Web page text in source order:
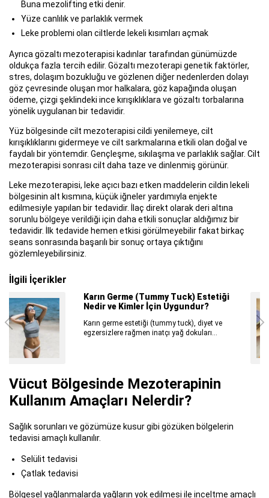
Buna mezolifting etki denir.
Yüze canlılık ve parlaklık vermek
Leke problemi olan ciltlerde lekeli kısımları açmak
Ayrıca gözaltı mezoterapisi kadınlar tarafından günümüzde
oldukça fazla tercih edilir. Gözaltı mezoterapi genetik faktörler,
stres, dolaşım bozukluğu ve gözlenen diğer nedenlerden dolayı
göz çevresinde oluşan mor halkalara, göz kapağında oluşan
ödeme, çizgi şeklindeki ince kırışıklıklara ve gözaltı torbalarına
yönelik uygulanan bir tedavidir.
Yüz bölgesinde cilt mezoterapisi cildi yenilemeye, cilt
kırışıklıklarını gidermeye ve cilt sarkmalarına etkili olan doğal ve
faydalı bir yöntemdir. Gençleşme, sıkılaşma ve parlaklık sağlar. Cilt
mezoterapisi sonrası cilt daha taze ve dinlenmiş görünür.
Leke mezoterapisi, leke açıcı bazı etken maddelerin cildin lekeli
bölgesinin alt kısmına, küçük iğneler yardımıyla enjekte
edilmesiyle yapılan bir tedavidir. İlaç direkt olarak deri altına
sorunlu bölgeye verildiği için daha etkili sonuçlar aldığımız bir
tedavidir. İlk tedavide hemen etkisi görülmeyebilir fakat birkaç
seans sonrasında başarılı bir sonuç ortaya çıktığını
gözlemleyebilirsiniz.
İlgili İçerikler
Estetik Operasyon Yaptırmaya Karar
Verirken Nelere Dikkat Etmelisiniz
Estetik cerrahinin amacı; kişiye özgüvenini
yeniden kazandırmak ve kendini daha iyi...
Vücut Bölgesinde Mezoterapinin
Kullanım Amaçları Nelerdir?
Sağlık sorunları ve gözümüze kusur gibi gözüken bölgelerin
tedavisi amaçlı kullanılır.
Selülit tedavisi
Çatlak tedavisi
Bölgesel yağlanmalarda yağların yok edilmesi ile inceltme amaçlı